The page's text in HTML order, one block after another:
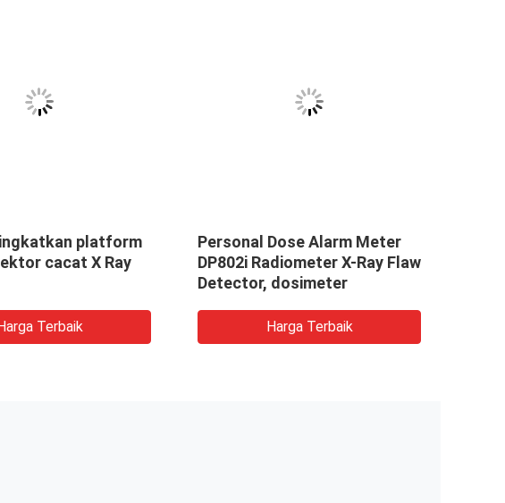
platform
cacat X Ray
Terbaik
Personal Dose Alarm Meter
DP802i Radiometer X-Ray Flaw
Detector, dosimeter
Harga Terbaik